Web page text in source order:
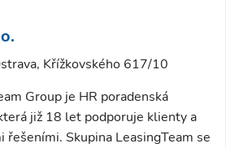
Křížkovského 617/10
Group je HR poradenská
již 18 let podporuje klienty a
řešeními. Skupina LeasingTeam se